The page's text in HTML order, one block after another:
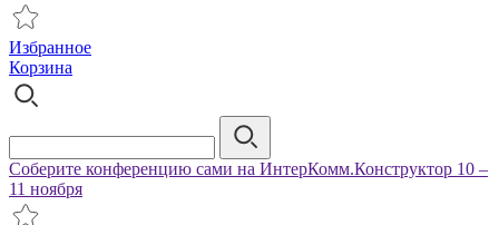
Избранное
Корзина
Соберите конференцию сами на ИнтерКомм.Конструктор 10 –
11 ноября